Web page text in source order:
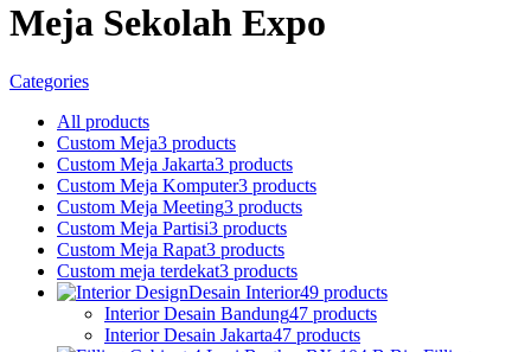
Meja Sekolah Expo
Categories
All products
Custom Meja3 products
Custom Meja Jakarta3 products
Custom Meja Komputer3 products
Custom Meja Meeting3 products
Custom Meja Partisi3 products
Custom Meja Rapat3 products
Custom meja terdekat3 products
Desain Interior49 products
Interior Desain Bandung47 products
Interior Desain Jakarta47 products